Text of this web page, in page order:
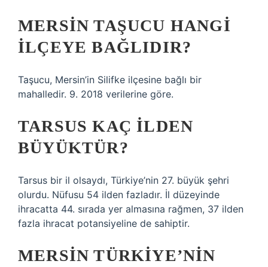
MERSIN TAŞUCU HANGI
ILÇEYE BAĞLIDIR?
Taşucu, Mersin’in Silifke ilçesine bağlı bir
mahalledir. 9. 2018 verilerine göre.
TARSUS KAÇ ILDEN
BÜYÜKTÜR?
Tarsus bir il olsaydı, Türkiye’nin 27. büyük şehri
olurdu. Nüfusu 54 ilden fazladır. İl düzeyinde
ihracatta 44. sırada yer almasına rağmen, 37 ilden
fazla ihracat potansiyeline de sahiptir.
MERSIN TÜRKIYE’NIN